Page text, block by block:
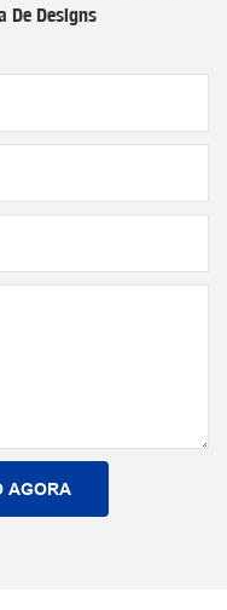
De Designs
AGORA